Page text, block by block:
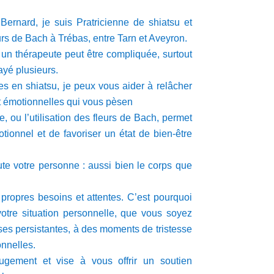
je suis Pratricienne de shiatsu et
de Bach à Trébas, entre Tarn et Aveyron.
thérapeute peut être compliquée, surtout
plusieurs.
en shiatsu, je peux vous aider à relâcher
qui vous pèsen
ou l’utilisation des fleurs de Bach, permet
et de favoriser un état de bien-être
votre personne : aussi bien le corps que
besoins et attentes. C’est pourquoi
situation personnelle, que vous soyez
persistantes, à des moments de tristesse
et vise à vous offrir un soutien